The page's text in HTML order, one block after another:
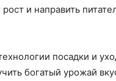
рост и направить
посадки и
богатый урожай